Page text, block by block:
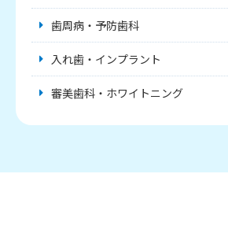
歯周病・予防歯科
入れ歯・インプラント
審美歯科・ホワイトニング